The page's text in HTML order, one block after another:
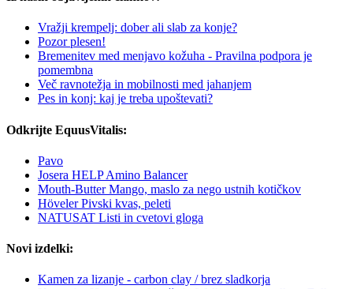
Vražji krempelj: dober ali slab za konje?
Pozor plesen!
Bremenitev med menjavo kožuha - Pravilna podpora je
pomembna
Več ravnotežja in mobilnosti med jahanjem
Pes in konj: kaj je treba upoštevati?
Odkrijte EquusVitalis:
Pavo
Josera HELP Amino Balancer
Mouth-Butter Mango, maslo za nego ustnih kotičkov
Höveler Pivski kvas, peleti
NATUSAT Listi in cvetovi gloga
Novi izdelki:
Kamen za lizanje - carbon clay / brez sladkorja